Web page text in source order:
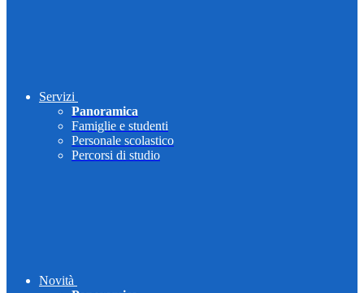
Servizi
Panoramica
Famiglie e studenti
Personale scolastico
Percorsi di studio
Novità